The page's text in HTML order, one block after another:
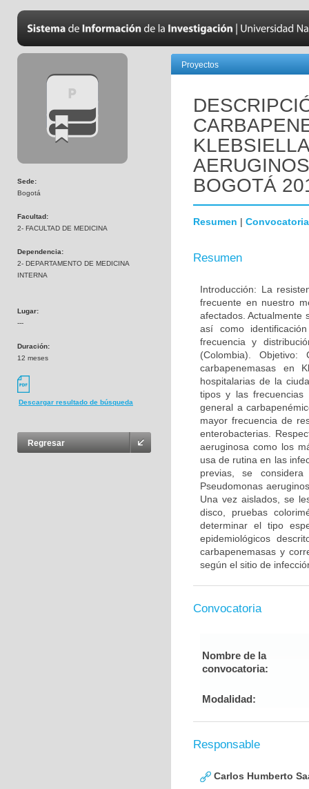
Sede:
Bogotá
Facultad:
2- FACULTAD DE MEDICINA
Dependencia:
2- DEPARTAMENTO DE MEDICINA
INTERNA
Lugar:
---
Duración:
12 meses
Descargar resultado de búsqueda
Regresar
Proyectos
BOGOTÁ
Resumen | Convocatoria
Resumen
Introducción: La
frecuente en nuestro
afectados. Actualmente
así como
frecuencia y
(Colombia).
carbapenemasas en
hospitalarias de la
tipos y las frecuencias
general a
mayor frecuencia de
enterobacterias.
aeruginosa como los
usa de rutina en las
previas, se
Pseudomonas
Una vez aislados, se
disco, pruebas
determinar el tipo
epidemiológicos
carbapenemasas y
según el sitio de
Convocatoria
Nombre de la
convocatoria:
Modalidad:
Responsable
Carlos Humberto